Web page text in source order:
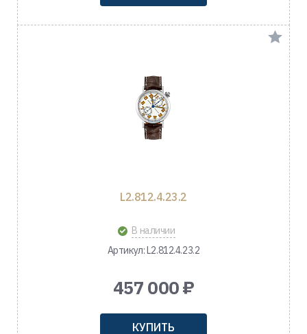
L2.812.4.23.2
В наличии
Артикул: L2.812.4.23.2
457 000 ₽
КУПИТЬ